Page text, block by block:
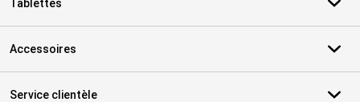
Tablettes
Accessoires
Service clientèle